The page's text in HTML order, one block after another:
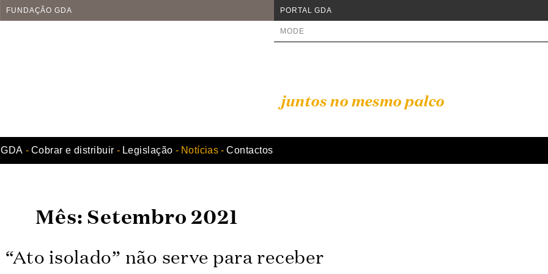
FUNDAÇÃO GDA PORTAL GDA
juntos no mesmo palco
MODE
GDA Cobrar e distribuir Legislação Notícias Contactos
Mês: Setembro 2021
“Ato isolado” não serve para receber